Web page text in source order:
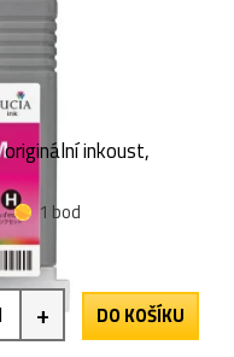
inkoust,
1 bod
+ DO KOŠÍKU